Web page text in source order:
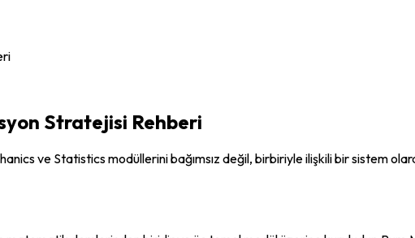
Stratejisi Rehberi
ve Statistics modüllerini bağımsız değil, birbiriyle ilişkili bir sistem